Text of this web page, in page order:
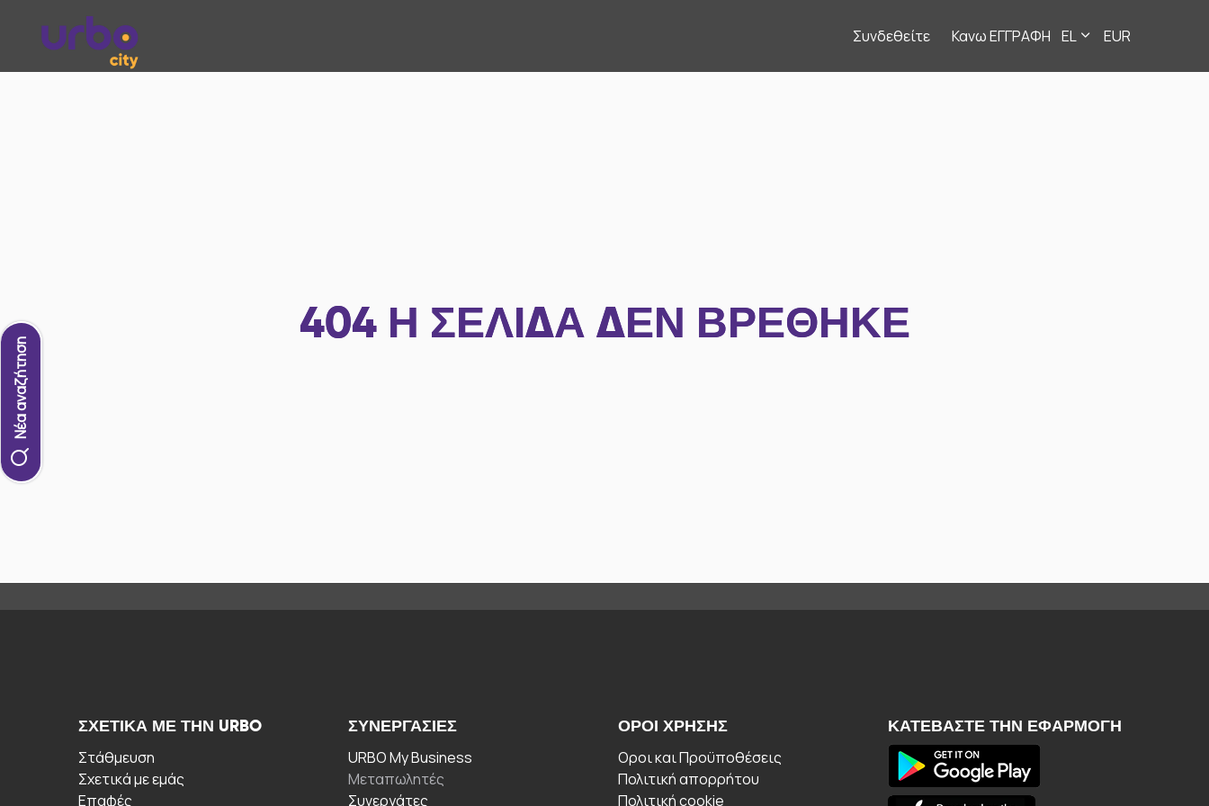
Συνδεθείτε Κανω ΕΓΓΡΑΦΗ EL EUR
Νέα αναζήτηση
404 Η ΣΕΛΊΔΑ ΔΕΝ ΒΡΈΘΗΚΕ
ΣΧΕΤΙΚΆ ΜΕ ΤΗΝ URBO
Στάθμευση
Σχετικά με εμάς
Επαφές
ΣΥΝΕΡΓΑΣΊΕΣ
URBO My Business
Μεταπωλητές
Συνεργάτες
ΟΡΟΙ ΧΡΉΣΗΣ
Οροι και Προϋποθέσεις
Πολιτική απορρήτου
Πολιτική cookie
ΚΑΤΕΒΆΣΤΕ ΤΗΝ ΕΦΑΡΜΟΓΉ